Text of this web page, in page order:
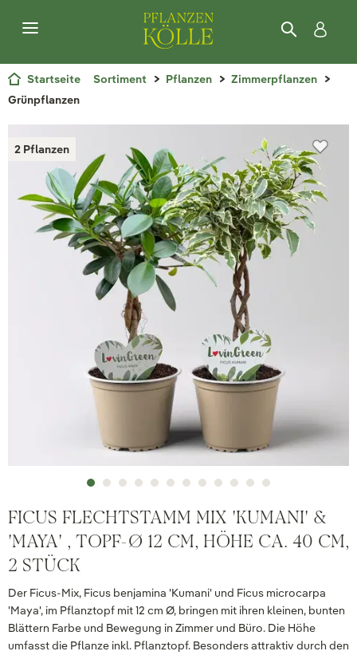
Startseite Sortiment Pflanzen
Zimmerpflanzen
Grünpflanzen
2 Pflanzen
FICUS FLECHTSTAMM MIX 'KUMANI' &
'MAYA' , TOPF-Ø 12 CM, HÖHE CA. 40 CM,
2 STÜCK
Der Ficus-Mix, Ficus benjamina 'Kumani' und Ficus microcarpa
'Maya', im Pflanztopf mit 12 cm Ø, bringen mit ihren kleinen, bunten
Blättern Farbe und Bewegung in Zimmer und Büro. Die Höhe
umfasst die Pflanze inkl. Pflanztopf. Besonders attraktiv durch den